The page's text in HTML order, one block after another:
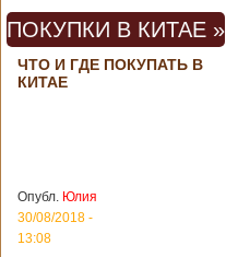
государством. Но в
метрополитене
Шанхая или
Подробнее...
Опубликовано
родителей
появился их
ребенок. Выносила
малыша
ПОКУПКИ В КИТАЕ »
ЧТО И ГДЕ ПОКУПАТЬ В
КИТАЕ
Опубл. Юлия
30/08/2018 -
13:08